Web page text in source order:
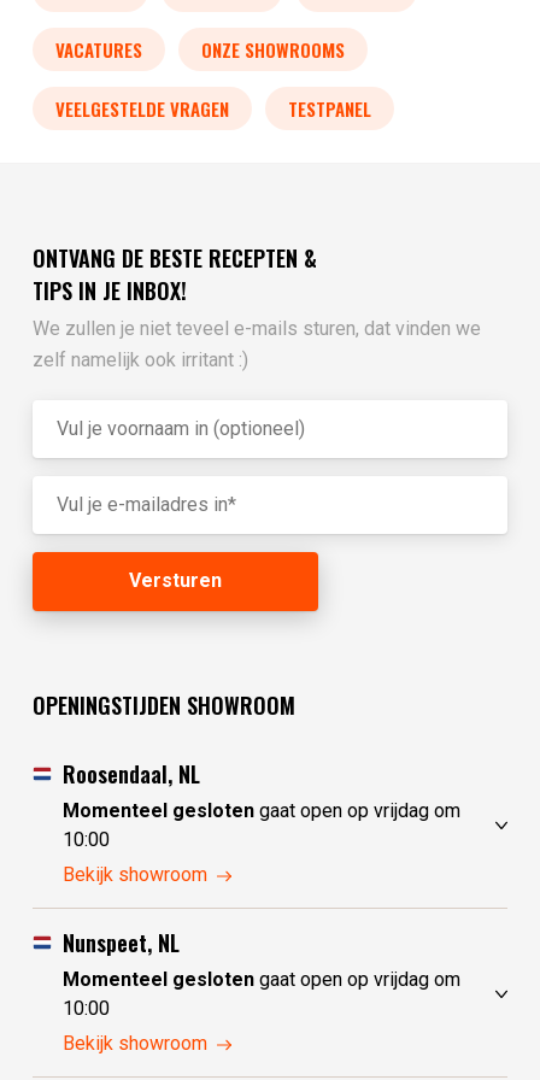
VACATURES ONZE SHOWROOMS
VEELGESTELDE VRAGEN TESTPANEL
ONTVANG DE BESTE RECEPTEN &
TIPS IN JE INBOX!
We zullen je niet teveel e-mails sturen, dat vinden we
zelf namelijk ook irritant :)
OPENINGSTIJDEN SHOWROOM
Roosendaal, NL
Momenteel geslotengaat open op vrijdag om
10:00
donderdag
vrijdag
10:00 - 17:30
zaterdag
zondag
10:00 - 17:30
maandag
10:00 - 17:30
dinsdag
Bekijk showroom
Nunspeet, NL
Momenteel geslotengaat open op vrijdag om
10:00
donderdag
vrijdag
10:00 - 17:30
Bekijk showroom